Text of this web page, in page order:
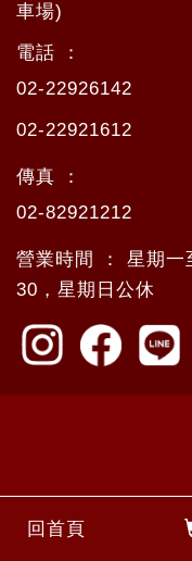
回首頁
車場)
電話 ：
02-22926142
02-22921612
傳真 ：
02-82921212
營業時間 ： 星期一
30，星期日公休